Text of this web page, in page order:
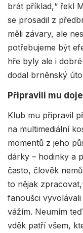
brát příklad,“ řekl
se prosadil z
měli závary, ale
potřebujeme být
hře byly ale i
dodal brněnský
Připravili mu
Klub mu připravil
na multimediální
momentů z jeho
dárky – hodinky a
často, člověk
to nějak
fanoušci vyvolávali
vážím. Neumím
vděk patří všem,